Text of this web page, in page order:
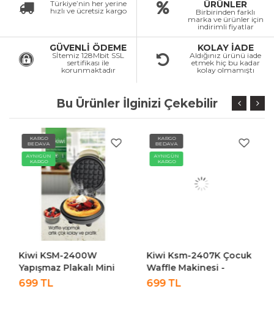
Türkiye’nin her yerine
hızlı ve ücretsiz kargo
ÜRÜNLER
Birbirinden farklı
marka ve ürünler için
indirimli fiyatlar
GÜVENLİ ÖDEME
Sİtemiz 128Mbit SSL
sertifikası ile
korunmaktadır
KOLAY İADE
Aldığınız ürünü iade
etmek hiç bu kadar
kolay olmamıştı
Bu Ürünler İlginizi Çekebilir
KARGO
BEDAVA
AYNIGÜN
KARGO
Kiwi KSM-2400W
Yapışmaz Plakalı Mini
Waffle Makinesi - Krem
699 TL
KARGO
BEDAVA
AYNIGÜN
KARGO
Kiwi Ksm-2407K Çocuk
Waffle Makinesi -
Pembe
699 TL